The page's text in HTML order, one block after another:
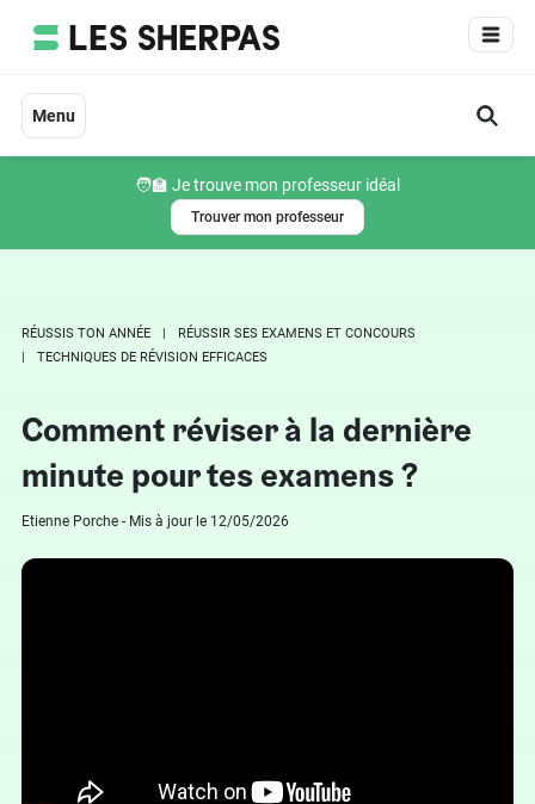
Menu
🧑‍🏫 Je trouve mon professeur idéal
Trouver mon professeur
RÉUSSIS TON ANNÉE
RÉUSSIR SES EXAMENS ET CONCOURS
TECHNIQUES DE RÉVISION EFFICACES
Comment réviser à la dernière
minute pour tes examens ?
Etienne Porche - Mis à jour le 12/05/2026